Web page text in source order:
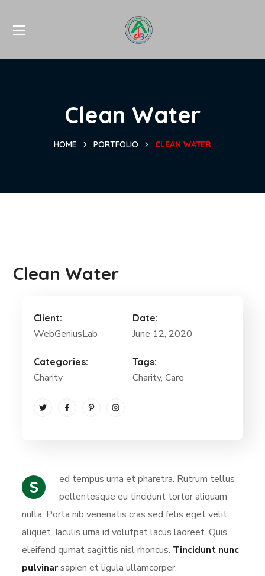
Clean Water
HOME PORTFOLIO CLEAN WATER
Clean Water
S
ed tempus urna et pharetra. Rutrum tellus
pellentesque eu tincidunt tortor aliquam
nulla. Porta nib venenatis cras sed felis eget velit
aliquet. Iaculis urna id volutpat lacus laoreet. Quis
eleifend qumat sagittis nisl rhoncus. Tincidunt nunc
pulvinarsapien et ligula ullamcorper.
Client:
WebGeniusLab
Date:
June 12, 2020
Categories:
Charity
Tags:
Charity, Care